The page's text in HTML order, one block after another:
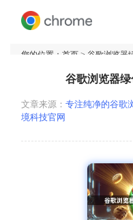
您的位置： 首页 > 谷歌浏览器
谷歌浏览器
文章来源： 专注纯净的谷歌
境科技官网